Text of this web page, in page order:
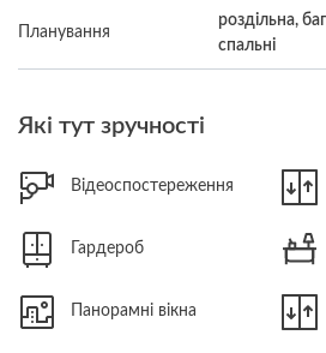
Планування
роздільна,
спальні
Які тут зручності
Відеоспостереження
Гардероб
Панорамні вікна